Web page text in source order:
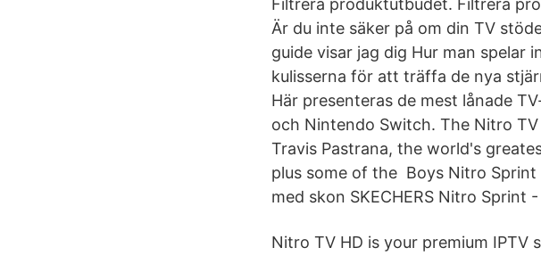
Filtrera produktutbudet. Filtrera
Är du inte säker på om din TV
guide visar jag dig Hur man spelar
kulisserna för att träffa de nya
Här presenteras de mest lånade
och Nintendo Switch. The Nitro TV
Travis Pastrana, the world's
plus some of the Boys Nitro
med skon SKECHERS Nitro Sprint
Nitro TV HD is your premium